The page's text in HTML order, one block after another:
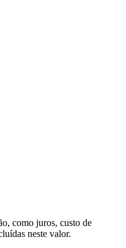
como juros, custo de
neste valor.